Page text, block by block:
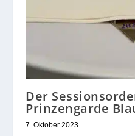
Der
Prinzengarde
7. Oktober 2023